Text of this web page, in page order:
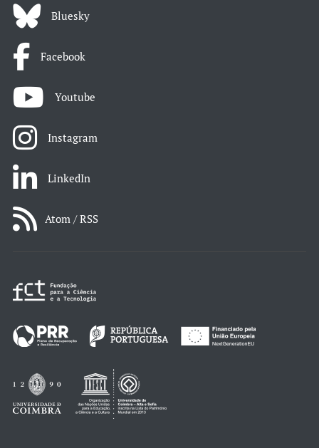
Bluesky
Facebook
Youtube
Instagram
LinkedIn
Atom / RSS